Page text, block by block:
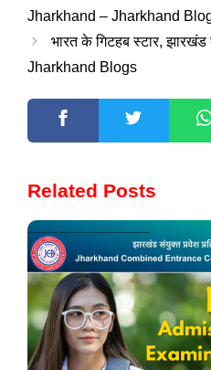
Jharkhand – Jharkhand
भारत के गिटहब स्टार,
Jharkhand Blogs
Related Posts